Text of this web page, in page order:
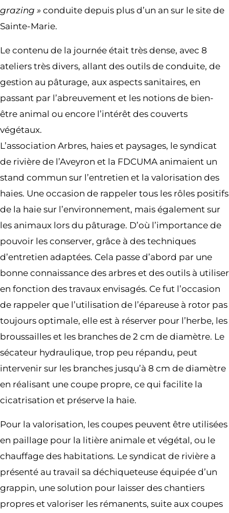
grazing » conduite depuis plus d’un an sur le site de
Sainte-Marie.
Le contenu de la journée était très dense, avec 8
ateliers très divers, allant des outils de conduite, de
gestion au pâturage, aux aspects sanitaires, en
passant par l’abreuvement et les notions de bien-
être animal ou encore l’intérêt des couverts
végétaux.
L’association Arbres, haies et paysages, le syndicat
de rivière de l’Aveyron et la FDCUMA animaient un
stand commun sur l’entretien et la valorisation des
haies. Une occasion de rappeler tous les rôles positifs
de la haie sur l’environnement, mais également sur
les animaux lors du pâturage. D’où l’importance de
pouvoir les conserver, grâce à des techniques
d’entretien adaptées. Cela passe d’abord par une
bonne connaissance des arbres et des outils à utiliser
en fonction des travaux envisagés. Ce fut l’occasion
de rappeler que l’utilisation de l’épareuse à rotor pas
toujours optimale, elle est à réserver pour l’herbe, les
broussailles et les branches de 2 cm de diamètre. Le
sécateur hydraulique, trop peu répandu, peut
intervenir sur les branches jusqu’à 8 cm de diamètre
en réalisant une coupe propre, ce qui facilite la
cicatrisation et préserve la haie.
Pour la valorisation, les coupes peuvent être utilisées
en paillage pour la litière animale et végétal, ou le
chauffage des habitations. Le syndicat de rivière a
présenté au travail sa déchiqueteuse équipée d’un
grappin, une solution pour laisser des chantiers
propres et valoriser les rémanents, suite aux coupes